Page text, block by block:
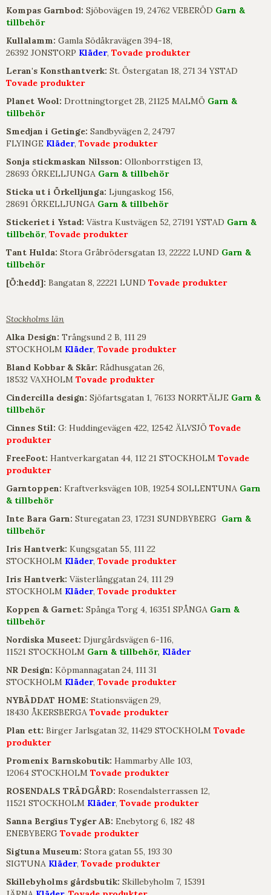
Kompas Garnbod: Sjöbovägen 19, 24762 VEBERÖD Garn &
tillbehör
Kullalamm: Gamla Södåkravägen 394-18,
26392 JONSTORP Kläder, Tovade produkter
Leran's Konsthantverk: St. Östergatan 18, 271 34 YSTAD
Tovade produkter
Planet Wool: Drottningtorget 2B, 21125 MALMÖ Garn &
tillbehör
Smedjan i Getinge: Sandbyvägen 2, 24797
FLYINGE Kläder, Tovade produkter
Sonja stickmaskan Nilsson: Ollonborrstigen 13,
28693 ÖRKELLJUNGA Garn & tillbehör
Sticka ut i Örkelljunga: Ljungaskog 156,
28691 ÖRKELLJUNGA Garn & tillbehör
Stickeriet i Ystad: Västra Kustvägen 52, 27191 YSTAD Garn &
tillbehör, Tovade produkter
Tant Hulda: Stora Gråbrödersgatan 13, 22222 LUND Garn &
tillbehör
[Ö:hedd]: Bangatan 8, 22221 LUND Tovade produkter
Stockholms län
Alka Design: Trångsund 2 B, 111 29
STOCKHOLM Kläder, Tovade produkter
Bland Kobbar & Skär: Rådhusgatan 26,
18532 VAXHOLM Tovade produkter
Cindercilla design: Sjöfartsgatan 1, 76133 NORRTÄLJE Garn &
tillbehör
Cinnes Stil: G: Huddingevägen 422, 12542 ÄLVSJÖ Tovade
produkter
FreeFoot: Hantverkargatan 44, 112 21 STOCKHOLM Tovade
produkter
Garntoppen: Kraftverksvägen 10B, 19254 SOLLENTUNA Garn
& tillbehör
Inte Bara Garn: Sturegatan 23, 17231 SUNDBYBERG Garn &
tillbehör
Iris Hantverk: Kungsgatan 55, 111 22
STOCKHOLM Kläder, Tovade produkter
Iris Hantverk: Västerlånggatan 24, 111 29
STOCKHOLM Kläder, Tovade produkter
Koppen & Garnet: Spånga Torg 4, 16351 SPÅNGA Garn &
tillbehör
Nordiska Museet: Djurgårdsvägen 6-116,
11521 STOCKHOLM Garn & tillbehör, Kläder
NR Design: Köpmannagatan 24, 111 31
STOCKHOLM Kläder, Tovade produkter
NYBÄDDAT HOME: Stationsvägen 29,
18430 ÅKERSBERGA Tovade produkter
Plan ett: Birger Jarlsgatan 32, 11429 STOCKHOLM Tovade
produkter
Promenix Barnskobutik: Hammarby Alle 103,
12064 STOCKHOLM Tovade produkter
ROSENDALS TRÄDGÅRD: Rosendalsterrassen 12,
11521 STOCKHOLM Kläder, Tovade produkter
Sanna Bergius Tyger AB: Enebytorg 6, 182 48
ENEBYBERG Tovade produkter
Sigtuna Museum: Stora gatan 55, 193 30
SIGTUNA Kläder, Tovade produkter
Skillebyholms gårdsbutik: Skillebyholm 7, 15391